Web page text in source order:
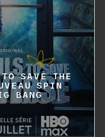
SAVE THE
SPIN
BANG